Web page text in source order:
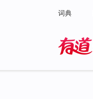
词典